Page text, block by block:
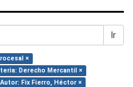
Ir
×
Derecho Mercantil ×
Autor: Fix Fierro, Héctor ×